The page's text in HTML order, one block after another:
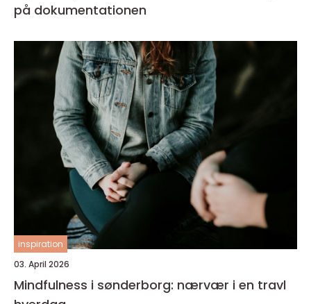
på dokumentationen
inspiration
03. April 2026
Mindfulness i sønderborg: nærvær i en travl